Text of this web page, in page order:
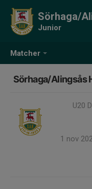
Matcher
Sörhaga/
Junior
Sörhaga/Alingsås
U20
1 nov